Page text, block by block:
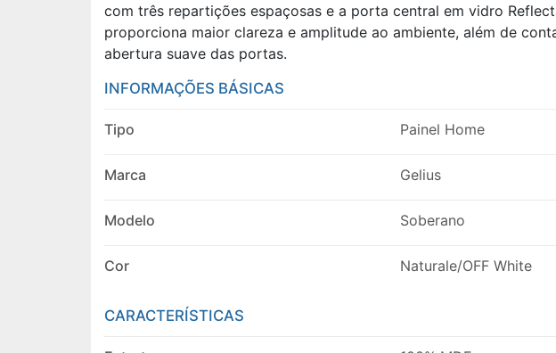
com três repartições espaçosas e a porta central em vidro
proporciona maior clareza e amplitude ao ambiente, além de
abertura suave das portas.
INFORMAÇÕES BÁSICAS
Tipo Painel Home
Marca Gelius
Modelo Soberano
Cor Naturale/OFF White
CARACTERÍSTICAS